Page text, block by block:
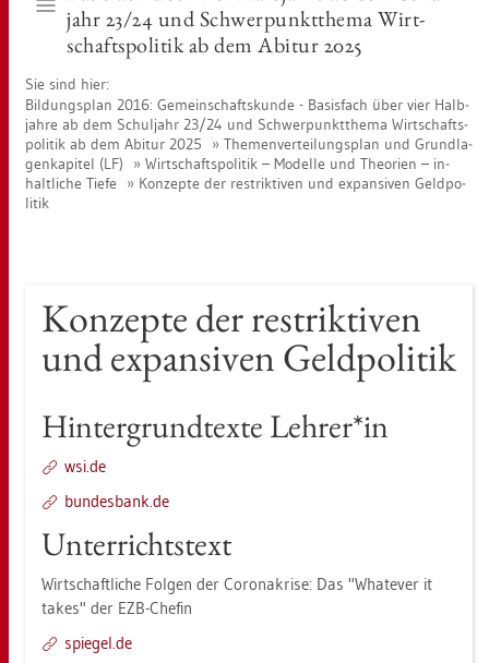
jahr 23/24 und Schwer­punkt­the­ma Wirt­
schafts­po­li­tik ab dem Ab­itur 2025
Sie sind hier:
Bil­dungs­plan 2016: Ge­mein­schafts­kun­de - Ba­sis­fach über vier Halb­
jah­re ab dem Schul­jahr 23/24 und Schwer­punkt­the­ma Wirt­schafts­
po­li­tik ab dem Ab­itur 2025
The­men­ver­tei­lungs­plan und Grund­la­
gen­ka­pi­tel (LF)
Wirt­schafts­po­li­tik – Mo­del­le und Theo­ri­en – in­
halt­li­che Tiefe
Kon­zep­te der re­strik­ti­ven und ex­pan­si­ven Geld­po­
li­tik
Kon­zep­te der re­strik­ti­ven
und ex­pan­si­ven Geld­po­li­tik
Hin­ter­grund­tex­te Leh­rer*in
wsi.​de
bun­des­bank.de
Un­ter­richts­text
Wirt­schaft­li­che Fol­gen der Co­ro­na­kri­se: Das "Wha­te­ver it
takes" der EZB-Che­fin
spie­gel.de